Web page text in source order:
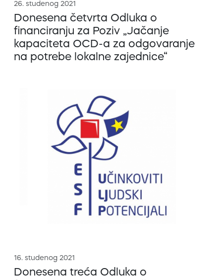
26. studenog 2021
Donesena četvrta Odluka o
financiranju za Poziv „Jačanje
kapaciteta OCD-a za odgovaranje
na potrebe lokalne zajednice“
16. studenog 2021
Donesena treća Odluka o